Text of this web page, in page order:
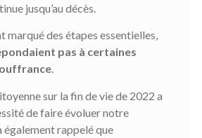
jusqu’au décès.
marqué des étapes essentielles,
pas à certaines
.
sur la fin de vie de 2022 a
de faire évoluer notre
également rappelé que